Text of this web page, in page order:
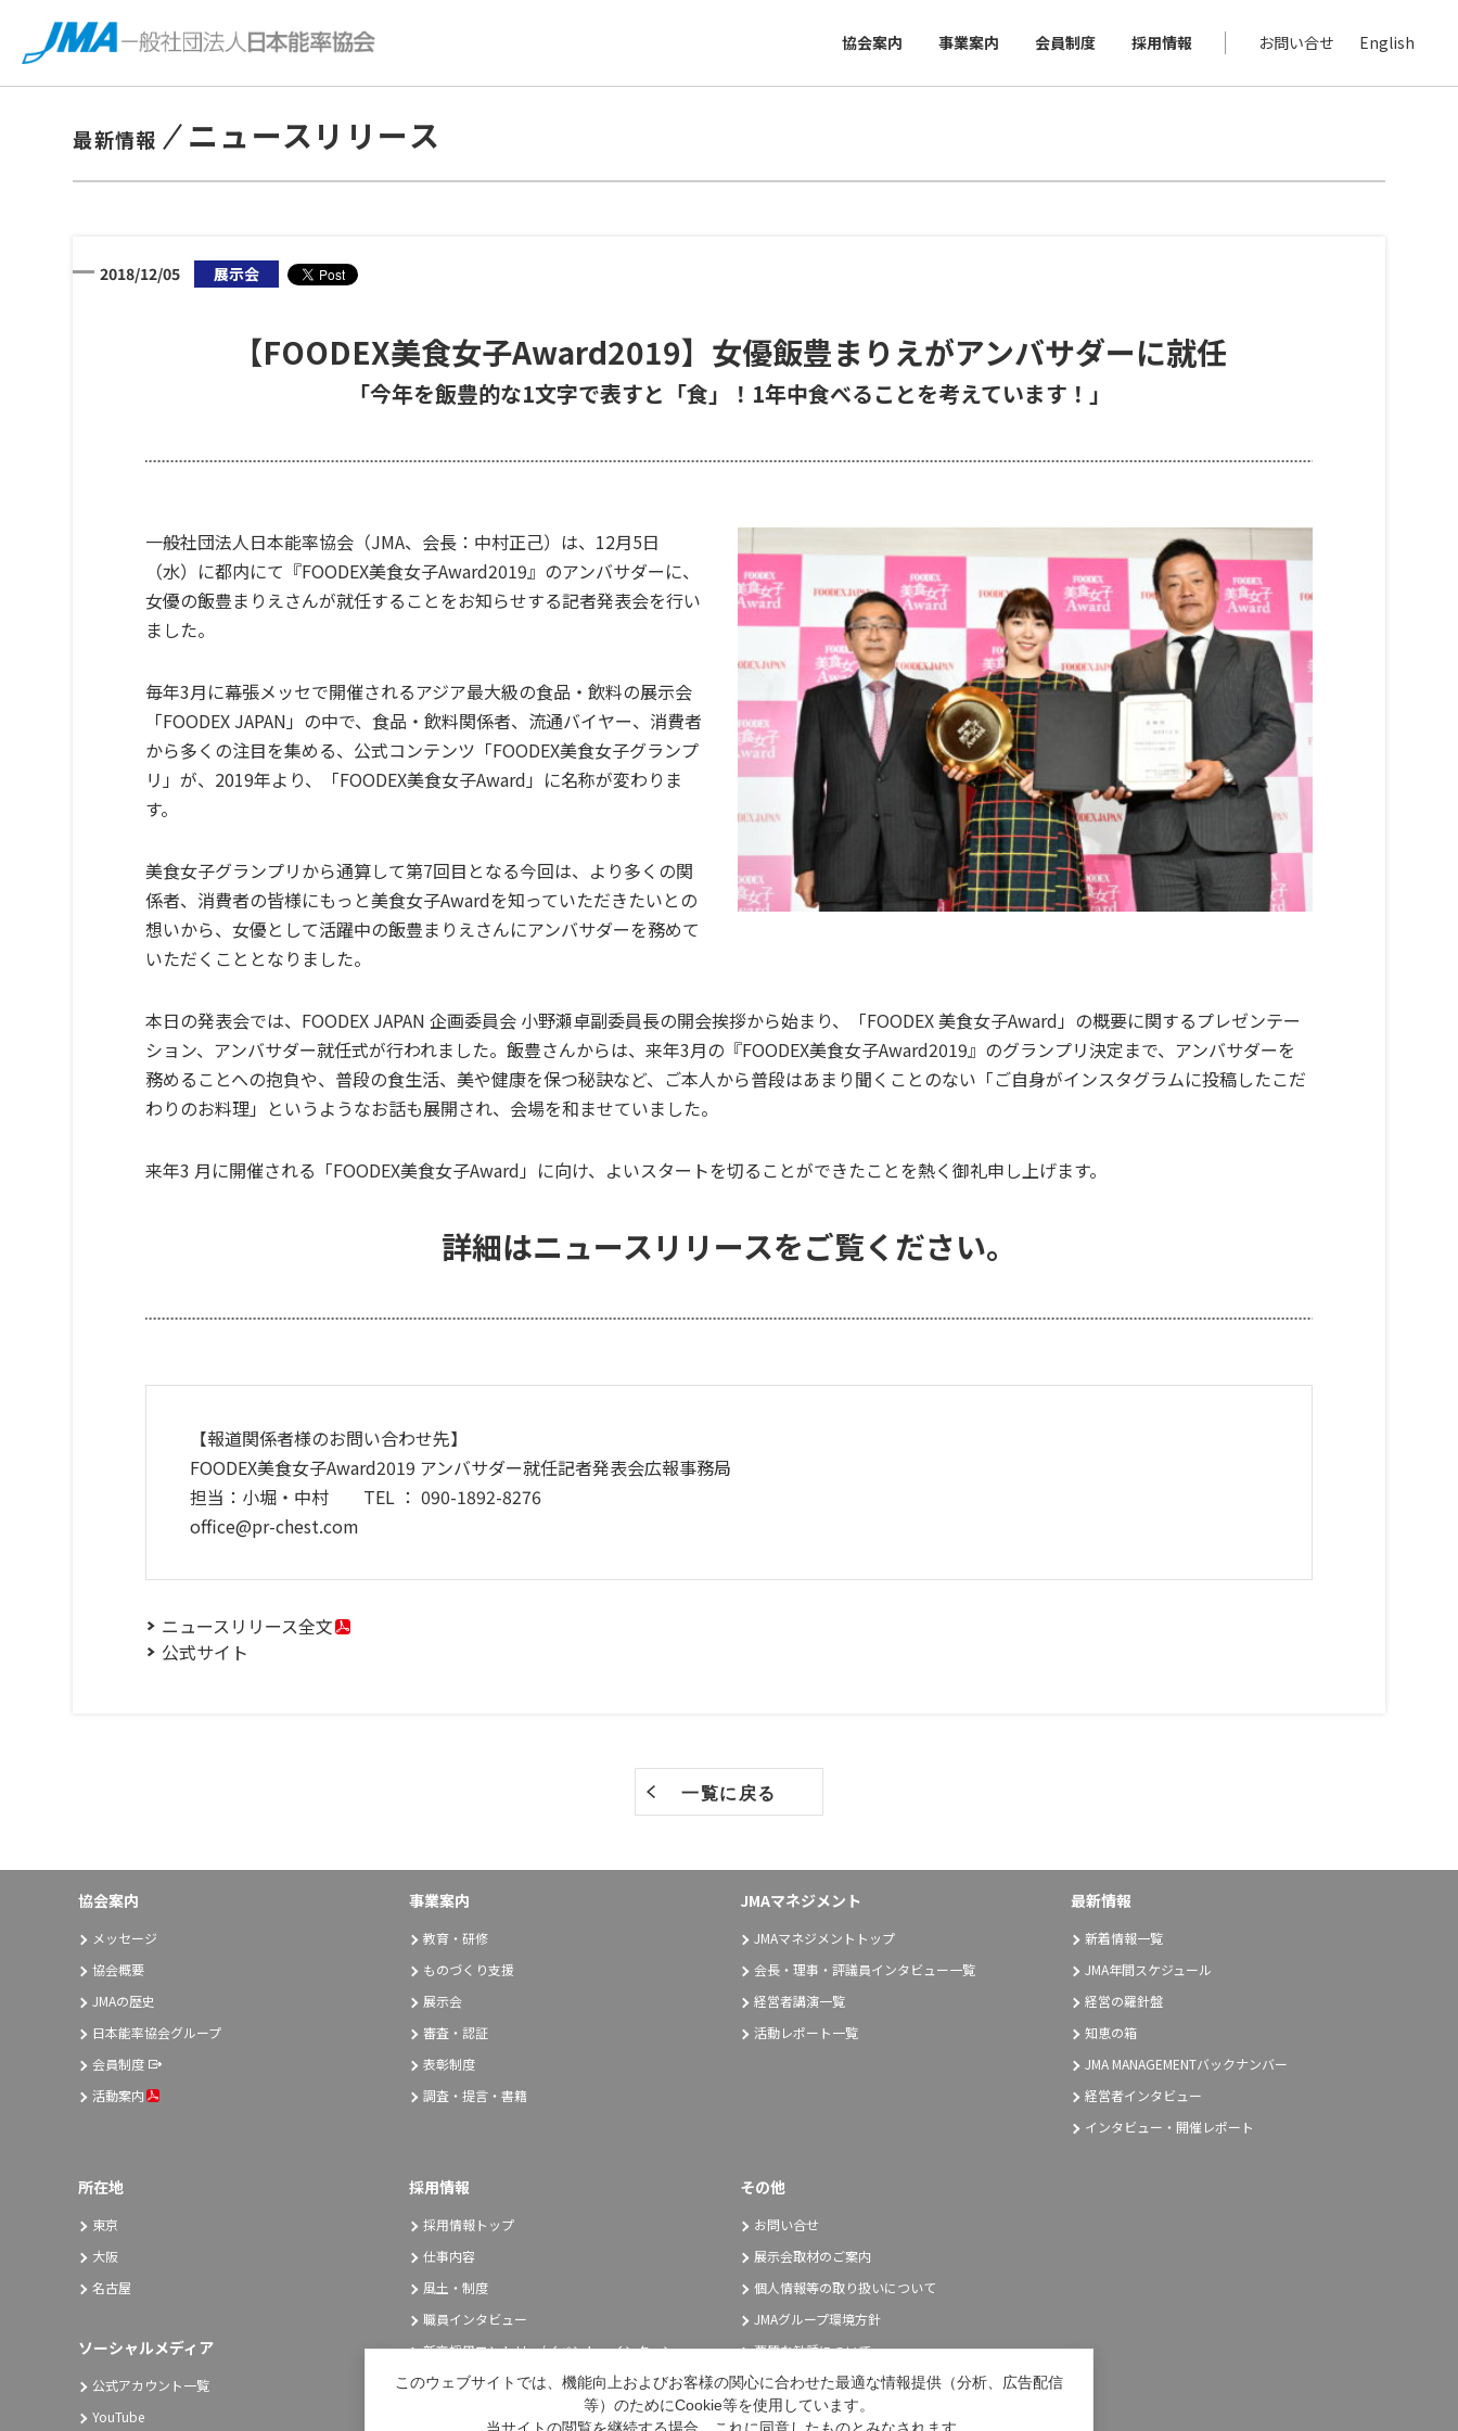
このウェブサイトでは、機能向上およびお客様の関心に合わせた最適な情報提供（分析、広告配信
等）のためにCookie等を使用しています。
協会案内 事業案内 会員制度 採用情報 お問い合せ English
最新情報 ニュースリリース
【FOODEX美食女子Award2019】女優飯豊まりえがアンバサダーに就任
「今年を飯豊的な1文字で表すと「食」！1年中食べることを考えています！」
2018/12/05 展示会
一般社団法人日本能率協会（JMA、会長：中村正己）は、12月5日
（水）に都内にて『FOODEX美食女子Award2019』のアンバサダーに、
女優の飯豊まりえさんが就任することをお知らせする記者発表会を行い
ました。
毎年3月に幕張メッセで開催されるアジア最大級の食品・飲料の展示会
「FOODEX JAPAN」の中で、食品・飲料関係者、流通バイヤー、消費者
から多くの注目を集める、公式コンテンツ「FOODEX美食女子グランプ
リ」が、2019年より、「FOODEX美食女子Award」に名称が変わりま
す。
美食女子グランプリから通算して第7回目となる今回は、より多くの関
係者、消費者の皆様にもっと美食女子Awardを知っていただきたいとの
想いから、女優として活躍中の飯豊まりえさんにアンバサダーを務めて
いただくこととなりました。
本日の発表会では、FOODEX JAPAN 企画委員会 小野瀬卓副委員長の開会挨拶から始まり、「FOODEX 美食女子Award」の概要に関するプレゼンテー
ション、アンバサダー就任式が行われました。飯豊さんからは、来年3月の『FOODEX美食女子Award2019』のグランプリ決定まで、アンバサダーを
務めることへの抱負や、普段の食生活、美や健康を保つ秘訣など、ご本人から普段はあまり聞くことのない「ご自身がインスタグラムに投稿したこだ
わりのお料理」というようなお話も展開され、会場を和ませていました。
来年3 月に開催される「FOODEX美食女子Award」に向け、よいスタートを切ることができたことを熱く御礼申し上げます。
詳細はニュースリリースをご覧ください。
【報道関係者様のお問い合わせ先】
FOODEX美食女子Award2019 アンバサダー就任記者発表会広報事務局
担当：小堀・中村 TEL ： 090-1892-8276
office@pr-chest.com
ニュースリリース全文
公式サイト
一覧に戻る
協会案内
メッセージ
協会概要
JMAの歴史
日本能率協会グループ
会員制度
活動案内
事業案内
教育・研修
ものづくり支援
展示会
審査・認証
表彰制度
調査・提言・書籍
JMAマネジメント
JMAマネジメントトップ
会長・理事・評議員インタビュー一覧
経営者講演一覧
活動レポート一覧
最新情報
新着情報一覧
JMA年間スケジュール
経営の羅針盤
知恵の箱
JMA MANAGEMENTバックナンバー
経営者インタビュー
インタビュー・開催レポート
所在地
東京
大阪
名古屋
ソーシャルメディア
公式アカウント一覧
YouTube
採用情報
採用情報トップ
仕事内容
風土・制度
職員インタビュー
新卒採用エントリー/イベント・インターン
キャリア採用エントリー
その他
お問い合せ
展示会取材のご案内
個人情報等の取り扱いについて
JMAグループ環境方針
悪質な勧誘について